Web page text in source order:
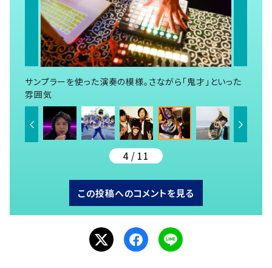
サンプラーを使った演奏の模様。さながら「鬼才」といった
雰囲気
4 / 11
この投稿へのコメントを見る